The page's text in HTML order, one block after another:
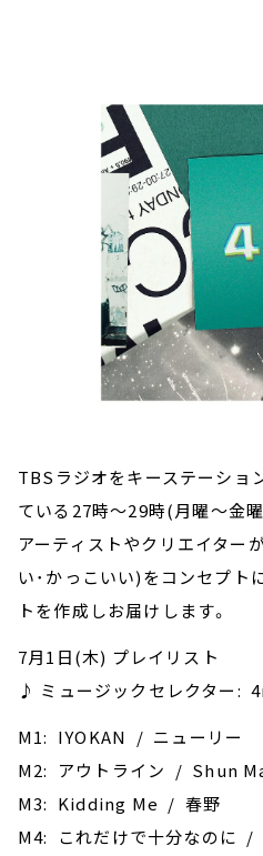
お知らせ
イベント・グッズ
YouTube
会社情報
TBSラジオをキーステーショ
ている27時～29時(月曜～金
アーティストやクリエイター
い･かっこいい)をコンセプト
トを作成しお届けします。
7月1日(木) プレイリスト
♪ ミュージックセレクター:
M1: IYOKAN / ニューリー
M2: アウトライン / Shun
M3: Kidding Me / 春野
M4: これだけで十分なのに /